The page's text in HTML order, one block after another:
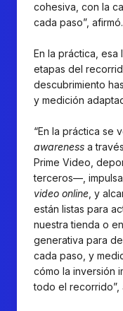
cohesiva, con la
cada paso”, afirmó.
En la práctica,
etapas del
descubrimiento
y medición
“En la práctica se
awareness a
Prime Video,
terceros—,
video online, y
están listas para
nuestra tienda o
generativa para
cada paso, y
cómo la inversión
todo el recorrido”,